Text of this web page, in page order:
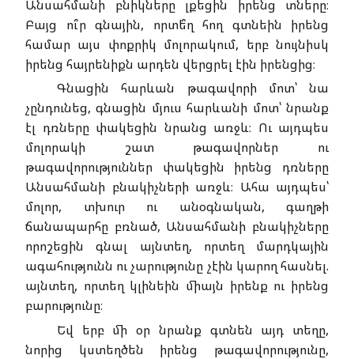
Անսահմանի բնիկները լքեցին իրենց տները։
Բայց ու՞ր գնային, որտե՞ղ հող գտնեին իրենց
համար այս փոքրիկ մոլորակում, երբ նույնիսկ
իրենց հայրենիքն արդեն վերցրել էին իրենցից։
Գնացին հարևան թագավորի մոտ՝ նա
չընդունեց, գնացին մյուս հարևանի մոտ՝ նրանք
էլ դռները փակեցին նրանց առջև։ Ու այդպես
մոլորակի շատ թագավորներ ու
թագավորություններ փակեցին իրենց դռները
Անսահմանի բնակիչների առջև։ Ահա այդպես՝
մոլոր, տխուր ու անօգնական, գաղթի
ճանապարհը բռնած, Անսահմանի բնակիչները
որոշեցին գնալ այնտեղ, որտեղ մարդկային
ագահությունն ու չարությունը չէին կարող հասնել.
այնտեղ, որտեղ կլինեին միայն իրենք ու իրենց
բարությունը։
Եվ երբ մի օր նրանք գտնեն այդ տեղը,
նորից կստեղծեն իրենց թագավորությունը,